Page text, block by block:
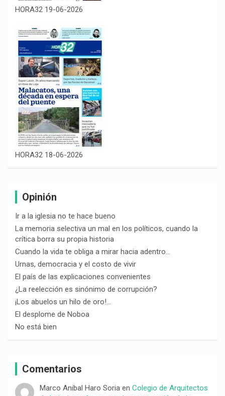
HORA32 19-06-2026
HORA32 18-06-2026
Opinión
Ir a la iglesia no te hace bueno
La memoria selectiva un mal en los políticos, cuando la
crítica borra su propia historia
Cuando la vida te obliga a mirar hacia adentro…
Urnas, democracia y el costo de vivir
El país de las explicaciones convenientes
¿La reelección es sinónimo de corrupción?
¡Los abuelos un hilo de oro!…
El desplome de Noboa
No está bien
Comentarios
Marco Anibal Haro Soriaen Colegio de Arquitectos